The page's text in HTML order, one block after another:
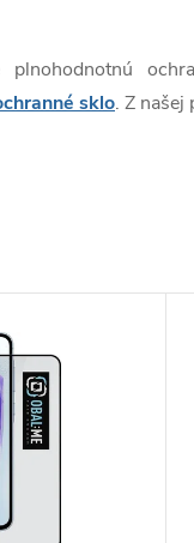
plnohodnotnú
sklo. Z našej